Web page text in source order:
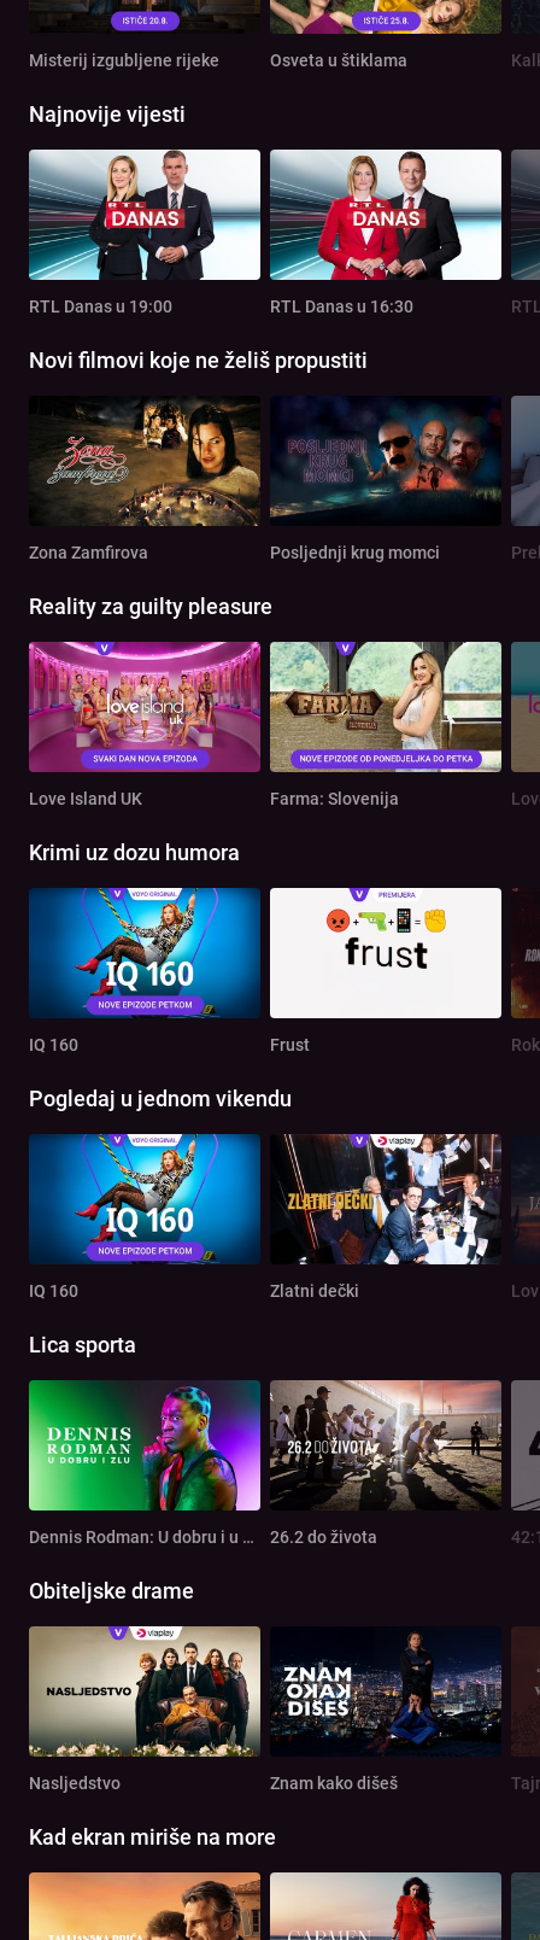
Misterij izgubljene rijeke Osveta u štiklama
Najnovije vijesti
RTL Danas u 19:00 RTL Danas u 16:30
Novi filmovi koje ne želiš propustiti
Zona Zamfirova Posljednji krug momci
Reality za guilty pleasure
Love Island UK Farma: Slovenija
Krimi uz dozu humora
IQ 160 Frust
Pogledaj u jednom vikendu
IQ 160 Zlatni dečki
Lica sporta
Dennis Rodman: U dobru i u zlu 26.2 do života
Obiteljske drame
Nasljedstvo Znam kako dišeš
Kad ekran miriše na more